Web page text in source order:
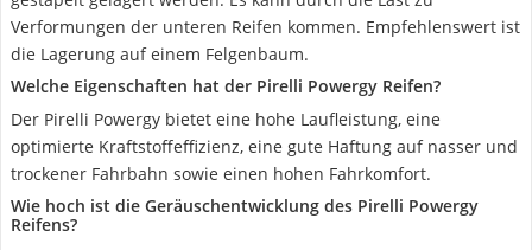
Verformungen der unteren Reifen kommen. Empfehlenswert ist
die Lagerung auf einem Felgenbaum.
Welche Eigenschaften hat der Pirelli Powergy Reifen?
Der Pirelli Powergy bietet eine hohe Laufleistung, eine
optimierte Kraftstoffeffizienz, eine gute Haftung auf nasser und
trockener Fahrbahn sowie einen hohen Fahrkomfort.
Wie hoch ist die Geräuschentwicklung des Pirelli Powergy
Reifens?